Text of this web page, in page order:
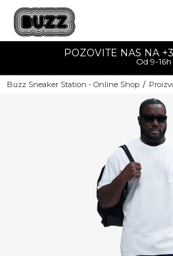
POZOVITE NAS NA
Od 9-16h
Buzz Sneaker Station - Online Shop